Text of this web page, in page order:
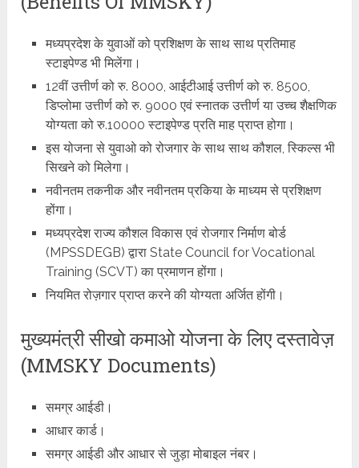
मध्यप्रदेश के युवाओं को प्रशिक्षण के साथ साथ प्रतिमाह
स्टाइपेण्ड भी मिलेंगा।
12वीं उत्तीर्ण को रु. 8000, आईटीआई उत्तीर्ण को रु. 8500,
डिप्लोमा उत्तीर्ण को रु. 9000 एवं स्नातक उत्तीर्ण या उच्च शैक्षणिक
योग्यता को रु.10000 स्टाइपेण्ड प्रति माह प्राप्त होगा।
इस योजना से युवाओ को रोजगार के साथ साथ कौशल, स्किल्स भी
सिखने को मिलेगा।
नवीनतम तकनीक और नवीनतम प्रकिया के माध्यम से प्रशिक्षण
होंगा।
मध्यप्रदेश राज्य कौशल विकास एवं रोजगार निर्माण बोर्ड
(MPSSDEGB) द्वारा State Council for Vocational
Training (SCVT) का प्रमाणन होंगा।
नियमित रोज़गार प्राप्त करने की योग्यता अर्जित होंगी।
मुख्यमंत्री सीखो कमाओ योजना के लिए दस्तावेज़
(MMSKY Documents)
समग्र आईडी।
आधार कार्ड।
समग्र आईडी और आधार से जुड़ा मोबाइल नंबर।